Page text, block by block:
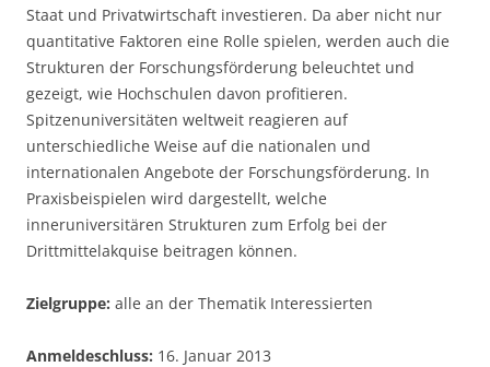
Staat und Privatwirtschaft investieren. Da aber nicht nur
quantitative Faktoren eine Rolle spielen, werden auch die
Strukturen der Forschungsförderung beleuchtet und
gezeigt, wie Hochschulen davon profitieren.
Spitzenuniversitäten weltweit reagieren auf
unterschiedliche Weise auf die nationalen und
internationalen Angebote der Forschungsförderung. In
Praxisbeispielen wird dargestellt, welche
inneruniversitären Strukturen zum Erfolg bei der
Drittmittelakquise beitragen können.
Zielgruppe: alle an der Thematik Interessierten
Anmeldeschluss: 16. Januar 2013